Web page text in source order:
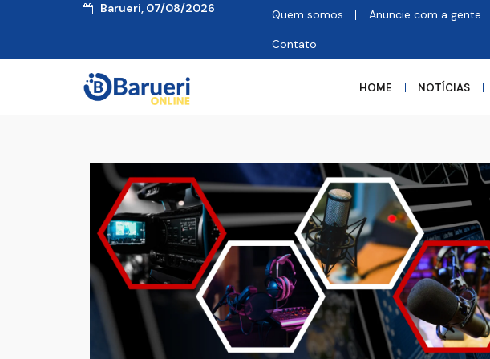
Barueri, 07/08/2026 Quem somos Anuncie com a gente
Contato
HOME NOTÍCIAS